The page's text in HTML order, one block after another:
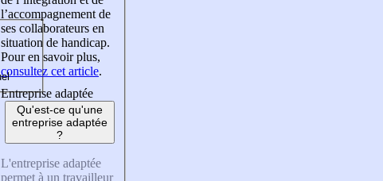
l’accompagnement de
ses collaborateurs en
situation de handicap.
Pour en savoir plus,
consultez cet article.
Entreprise adaptée
Qu'est-ce qu'une
entreprise adaptée
?
L'entreprise adaptée
permet à un travailleur